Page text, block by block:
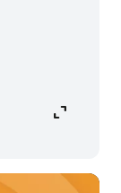
expand_content